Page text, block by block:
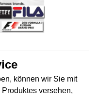
können wir Sie mit
versehen,